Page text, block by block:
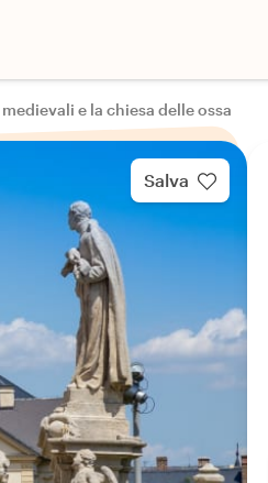
e la chiesa delle ossa
Salva